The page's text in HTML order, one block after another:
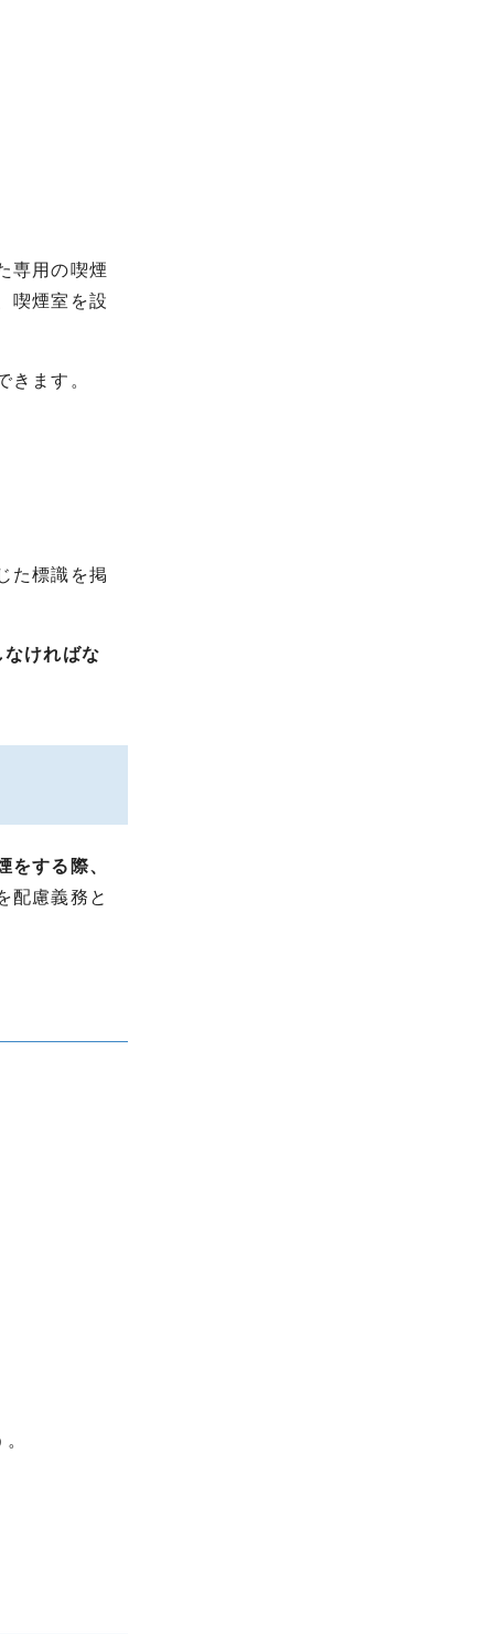
専用の喫煙
喫煙室を設
ます。
た標識を掲
ければな
をする際、
配慮義務と